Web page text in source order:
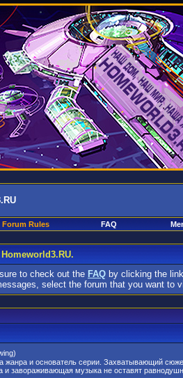
Forum Rules FAQ
to check out the FAQ by clicking the
select the forum that you want to
жанра и основатель серии. Захватывающий
и завораживающая музыка не оставят